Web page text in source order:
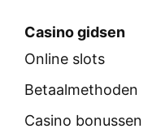
Casino gidsen
Online slots
Betaalmethoden
Casino bonussen